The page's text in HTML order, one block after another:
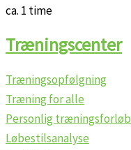
ca. 1 time
Træningscenter
Træningsopfølgning
Træning for alle
Personlig træningsforløb
Løbestilsanalyse